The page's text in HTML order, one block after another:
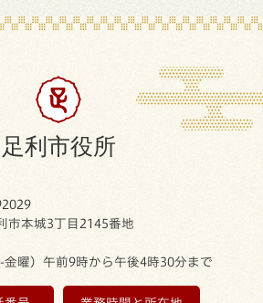
足利市役所
市本城3丁目2145番地
曜）午前9時から午後4時30分まで